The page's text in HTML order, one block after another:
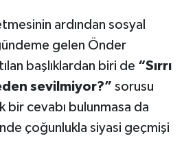
ardından sosyal
gelen Önder
başlıklardan biri de “Sırrı
sevilmiyor?” sorusu
bir cevabı bulunmasa da
çoğunlukla siyasi geçmişi